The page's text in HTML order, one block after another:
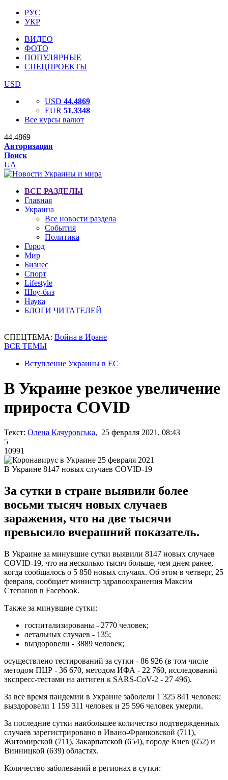
РУС
УКР
ВИДЕО
ФОТО
ПОПУЛЯРНЫЕ
СПЕЦПРОЕКТЫ
USD
USD 44.4869
EUR 51.3348
Все курсы валют
44.4869
Авторизация
Поиск
UA
ВСЕ РАЗДЕЛЫ
Главная
Украина
Все новости раздела
События
Политика
Город
Мир
Бизнес
Спорт
Lifestyle
Шоу-биз
Наука
БЛОГИ ЧИТАТЕЛЕЙ
СПЕЦТЕМА: Война в Иране
ВСЕ ТЕМЫ
Вступление Украины в ЕС
В Украине резкое увеличение
прироста COVID
Текст: Олена Качуровська, 25 февраля 2021, 08:43
5
10991
В Украине 8147 новых случаев COVID-19
За сутки в стране выявили более
восьми тысяч новых случаев
заражения, что на две тысячи
превысило вчерашний показатель.
В Украине за минувшие сутки выявили 8147 новых случаев
COVID-19, что на несколько тысяч больше, чем днем ранее,
когда сообщалось о 5 850 новых случаях. Об этом в четверг, 25
февраля, сообщает министр здравоохранения Максим
Степанов в Facebook.
Также за минувшие сутки:
госпитализированы - 2770 человек;
летальных случаев - 135;
выздоровели - 3889 человек;
осуществлено тестирований за сутки - 86 926 (в том числе
методом ПЦР - 36 670, методом ИФА - 22 760, исследований
экспресс-тестами на антиген к SARS-CoV-2 - 27 496).
За все время пандемии в Украине заболели 1 325 841 человек;
выздоровели 1 159 311 человек и 25 596 человек умерли.
За последние сутки наибольшее количество подтвержденных
случаев зарегистрировано в Ивано-Франковской (711),
Житомирской (711), Закарпатской (654), городе Киев (652) и
Винницкой (639) областях.
Количество заболеваний в регионах в сутки: